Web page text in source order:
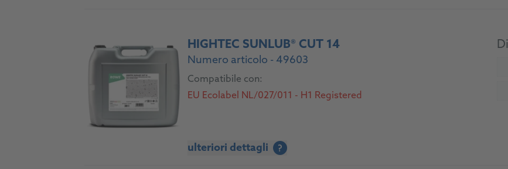
HIGHTEC SUNLUB® CUT 14
Numero articolo - 49603
Compatibile con:
EU Ecolabel NL/027/011 - H1 Registered
ulteriori dettagli ?